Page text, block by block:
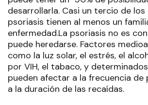
desarrollarla. Casi un tercio de los
psoriasis tienen al menos un
enfermedad.La psoriasis no es
puede heredarse. Factores
como la luz solar, el estrés, el
por VIH, el tabaco, y
pueden afectar a la frecuencia de
a la duración de las recaídas.